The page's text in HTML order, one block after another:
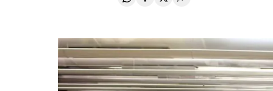
Compartir en Whatsapp
Compartir en Facebook
Compartir en Twitter
Desplegar Redes